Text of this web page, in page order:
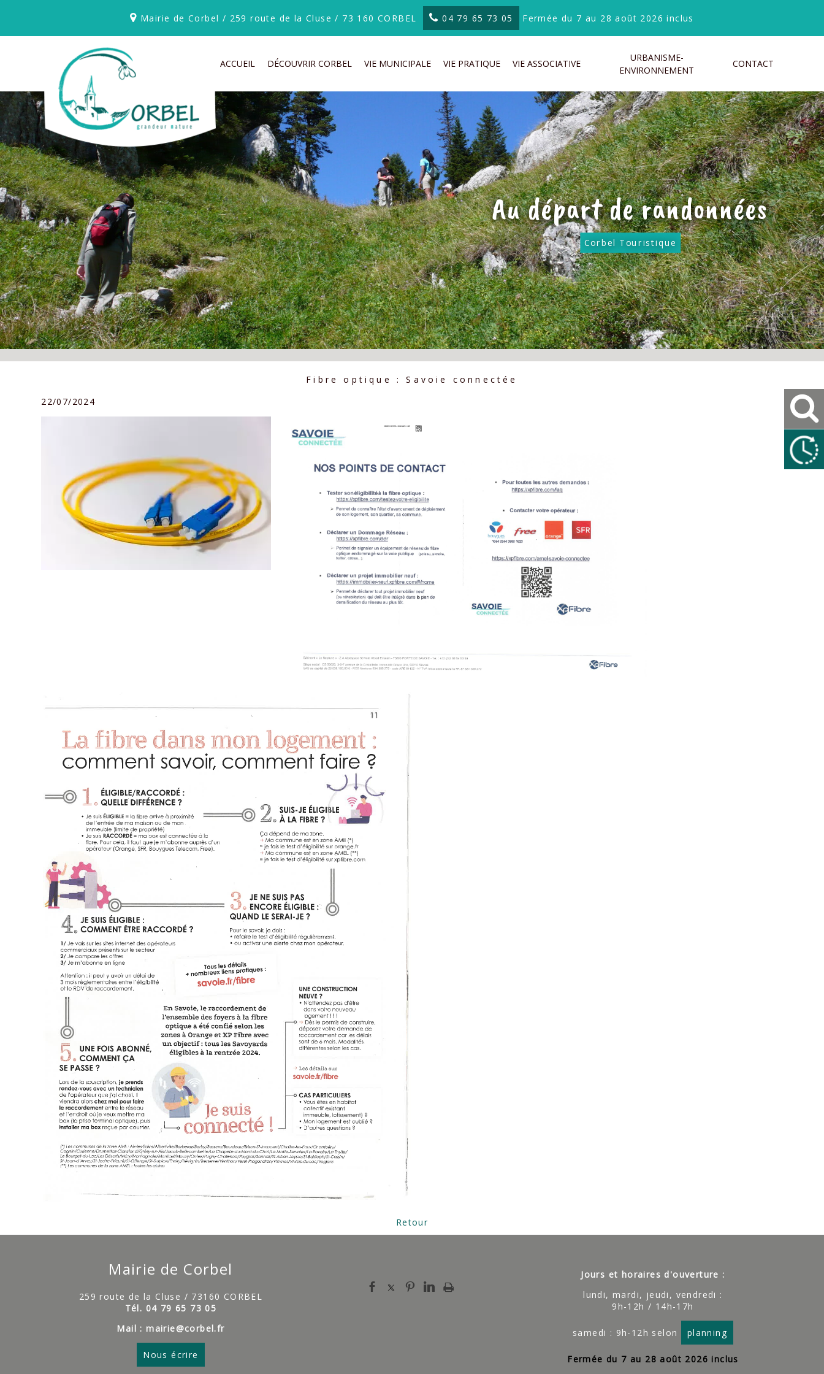
Mairie de Corbel / 259 route de la Cluse / 73 160 CORBEL 04 79 65 73 05 Fermée du 7 au 28 août 2026 inclus
ACCUEIL DÉCOUVRIR CORBEL VIE MUNICIPALE VIE PRATIQUE VIE ASSOCIATIVE
URBANISME-
ENVIRONNEMENT
CONTACT
Au départ de randonnées
Corbel Touristique
Fibre optique : Savoie connectée
22/07/2024
Retour
Mairie de Corbel
259 route de la Cluse / 73160 CORBEL
Tél. 04 79 65 73 05
Mail : mairie@corbel.fr
Nous écrire
Jours et horaires d'ouverture :
lundi, mardi, jeudi, vendredi :
9h-12h / 14h-17h
samedi : 9h-12h selon planning
Fermée du 7 au 28 août 2026 inclus